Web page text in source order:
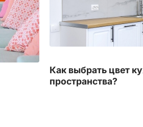
Как выбрать цвет
пространства?